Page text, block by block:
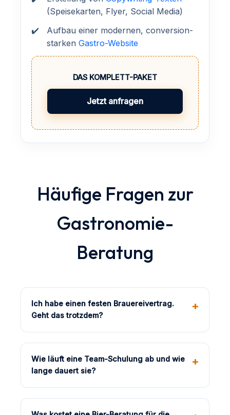
(Speisekarten, Flyer, Social Media)
Aufbau einer modernen, conversion-
starken Gastro-Website
DAS KOMPLETT-PAKET
Jetzt anfragen
Häufige Fragen zur
Gastronomie-
Beratung
Ich habe einen festen Brauereivertrag.
Geht das trotzdem?
Wie läuft eine Team-Schulung ab und wie
lange dauert sie?